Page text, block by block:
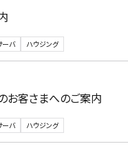
ーバ ハウジング
客さまへのご案内
ーバ ハウジング